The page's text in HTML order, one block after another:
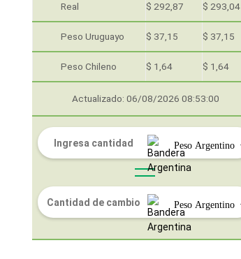
Real $ 292,87 $ 293,04
Peso Uruguayo $ 37,15 $ 37,15
Peso Chileno $ 1,64 $ 1,64
Actualizado: 06/08/2026 08:53:00